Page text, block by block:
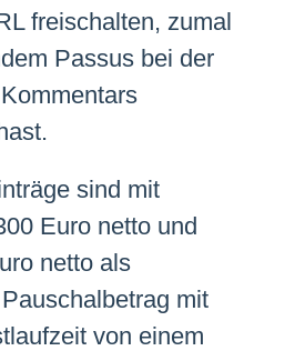
freischalten, zumal
Passus bei der
sind mit
Euro netto und
netto als
mit
von einem